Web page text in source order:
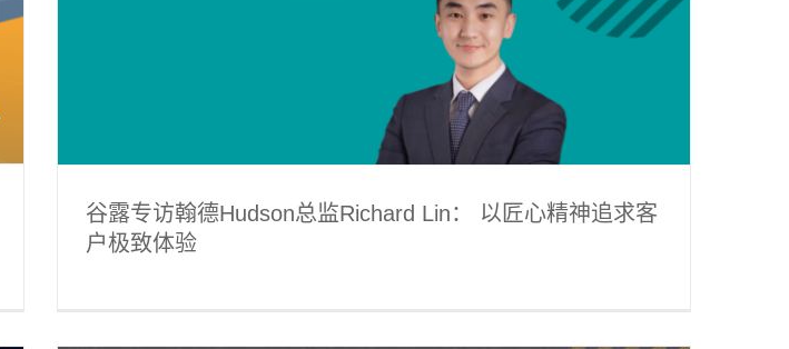
谷露专访翰德Hudson总监Richard Lin： 以匠心精神追求客
户极致体验